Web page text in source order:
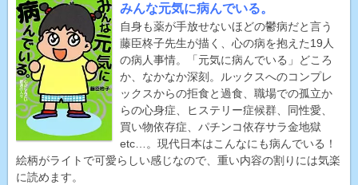
みんな元気に病んでいる。
自身も薬が手放せないほどの鬱病だと言う
藤臣柊子先生が描く、心の病を抱えた19人
の病人事情。「元気に病んでいる」どころ
か、なかなか深刻。ルックスへのコンプレ
ックスからの拒食と過食、職場での孤立か
らの心身症、ヒステリー症候群、同性愛、
買い物依存症、パチンコ依存サラ金地獄
etc…。現代日本はこんなにも病んでいる！
絵柄がライトで可愛らしい感じなので、重い内容の割りには気楽
に読めます。